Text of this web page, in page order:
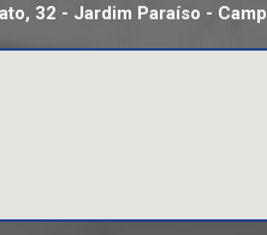
32 - Jardim Paraíso -